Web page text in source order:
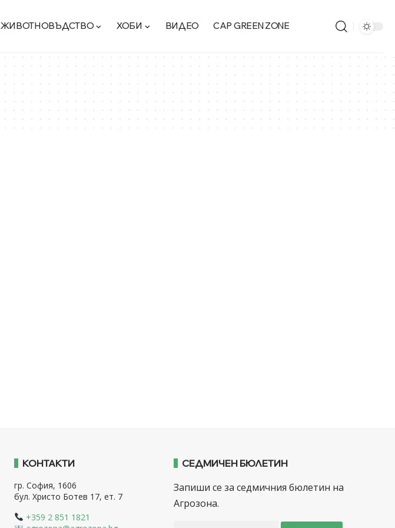
ЖИВОТНОВЪДСТВО ХОБИ ВИДЕО CAP GREEN ZONE
КОНТАКТИ
гр. София, 1606
бул. Христо Ботев 17, ет. 7
+359 2 851 1821
СЕДМИЧЕН БЮЛЕТИН
Запиши се за седмичния бюлетин на
Агрозона.